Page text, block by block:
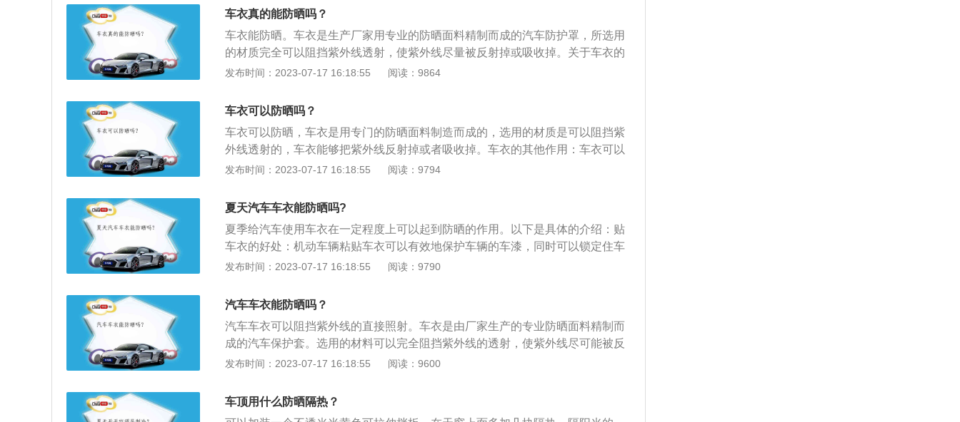
的拉伸强度，能够在任意弧面上粘贴。第二就是抗黄变性能保持3年以上，而抗
老化性能达到5年以上。第三就是与原车融为一体，不影响车漆本色，能够提升2
0%的光泽度。
状态下套车套，毕竟车衣内部相对比较封闭，不透风不透水，这样容易造成发动
机因难以散热而损伤。夏天在阴凉处，盖上车衣，不仅能够起到一定的防晒和防
尘作用，而且还能避免一些像鸟粪和虫胶这种有害物质附在车漆上面，可以说是
非常管用的。但也有朋友觉得夏天罩车衣相当于把车捂住，这样骑车内部会更
闷。如果觉得车套不透气，可以选择使用带有支架的车衣，不仅能够避免布面和
车衣真的能防晒吗？
车衣能防晒。车衣是生产厂家用专业的防晒面料精制而成的汽车防护罩，所选用
的材质完全可以阻挡紫外线透射，使紫外线尽量被反射掉或吸收掉。关于车衣的
更多作用如下：1、车衣可以有效防止汽车内饰老化。在夏天，汽车室内温度可
较能够接受的温度。2、车衣可以因温度得到控制进而提升汽车零部件的使用寿
命。车衣可以保护车漆、保护雨刷器、保护空调、保护发动机等汽车配件。
发布时间：2023-07-17 16:18:55 阅读：9864
车衣可以防晒吗？
车衣可以防晒，车衣是用专门的防晒面料制造而成的，选用的材质是可以阻挡紫
外线透射的，车衣能够把紫外线反射掉或者吸收掉。车衣的其他作用：车衣可以
起到保护车漆的作用，还可以防止汽车内饰以及轮胎因紫外线的透射加速老化；
盗作用；可以阻燃、防止烟花或炮竹打到车身，对车身造成破坏。车衣的种类：
单涂层车衣：这种车衣防尘和防晒的效果很好，由于这种车衣银色的配色，所以
对于防紫外线具有很好的效果。这种车衣质量比较轻，为1kg，不过使用寿命略
短，为2年，而且这种车衣不防雨，不防刮。双涂阻燃材质车衣：双涂阻燃材质
车衣可以防晒，防尘，防雨，防刮以及阻燃。这种车衣的面料采用的是车衣热覆
成。所以这种车衣的使用寿命比较长，一般可以达到三年以上，整体车衣质量也
不算太重，为1.5kg。纳米材质车衣：由纳米阻燃材质打造的车衣，可以很好地起
到防尘，防晒，防雨，防刮以及阻燃的作用，效果出众。同时这套车衣的质量也
发布时间：2023-07-17 16:18:55 阅读：9794
夏天汽车车衣能防晒吗?
夏季给汽车使用车衣在一定程度上可以起到防晒的作用。以下是具体的介绍：贴
车衣的好处：机动车辆粘贴车衣可以有效地保护车辆的车漆，同时可以锁定住车
漆不受到阳光直射而出现掉色，同时还能够避免划痕的出现，在机动车辆出现小
要去洗车，漆面保护膜和车子漆面有合胶链的过程，在还完全胶链的情况下洗
车，会使接缝边角的包边处进水，再加上洗车一般是高压喷冲，这个在外力的作
用下，有可能造成车衣移位或翘边，甚至是完全被扯起。
发布时间：2023-07-17 16:18:55 阅读：9790
汽车车衣能防晒吗？
汽车车衣可以阻挡紫外线的直接照射。车衣是由厂家生产的专业防晒面料精制而
成的汽车保护套。选用的材料可以完全阻挡紫外线的透射，使紫外线尽可能被反
射或吸收。夏天暴晒对汽车漆面的损害很大。为了避免阳光照射，可以使用车
动物爪子等造成的伤害。防止污垢。防灰防水，防雨雪。抵御紫外线对油漆、室
内等的伤害。覆盖车衣需要时间。其实夏天也可以给车盖上车衣，但是要分时
发布时间：2023-07-17 16:18:55 阅读：9600
车顶用什么防晒隔热？